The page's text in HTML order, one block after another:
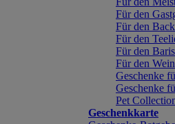
Für den
Für den
Für den
Für den
Für den
Geschenke
Geschenke
Pet
Geschenkkarte